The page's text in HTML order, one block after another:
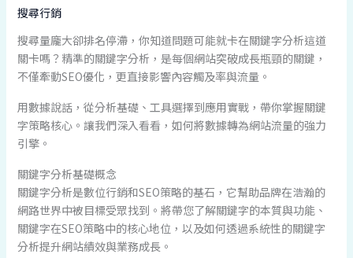
搜尋行銷
搜尋量龐大卻排名停滯，你知道問題可能就卡在關鍵字分析這道
關卡嗎？精準的關鍵字分析，是每個網站突破成長瓶頸的關鍵，
不僅牽動SEO優化，更直接影響內容觸及率與流量。
用數據說話，從分析基礎、工具選擇到應用實戰，帶你掌握關鍵
字策略核心。讓我們深入看看，如何將數據轉為網站流量的強力
引擎。
關鍵字分析基礎概念
關鍵字分析是數位行銷和SEO策略的基石，它幫助品牌在浩瀚的
網路世界中被目標受眾找到。將帶您了解關鍵字的本質與功能、
關鍵字在SEO策略中的核心地位，以及如何透過系統性的關鍵字
分析提升網站績效與業務成長。